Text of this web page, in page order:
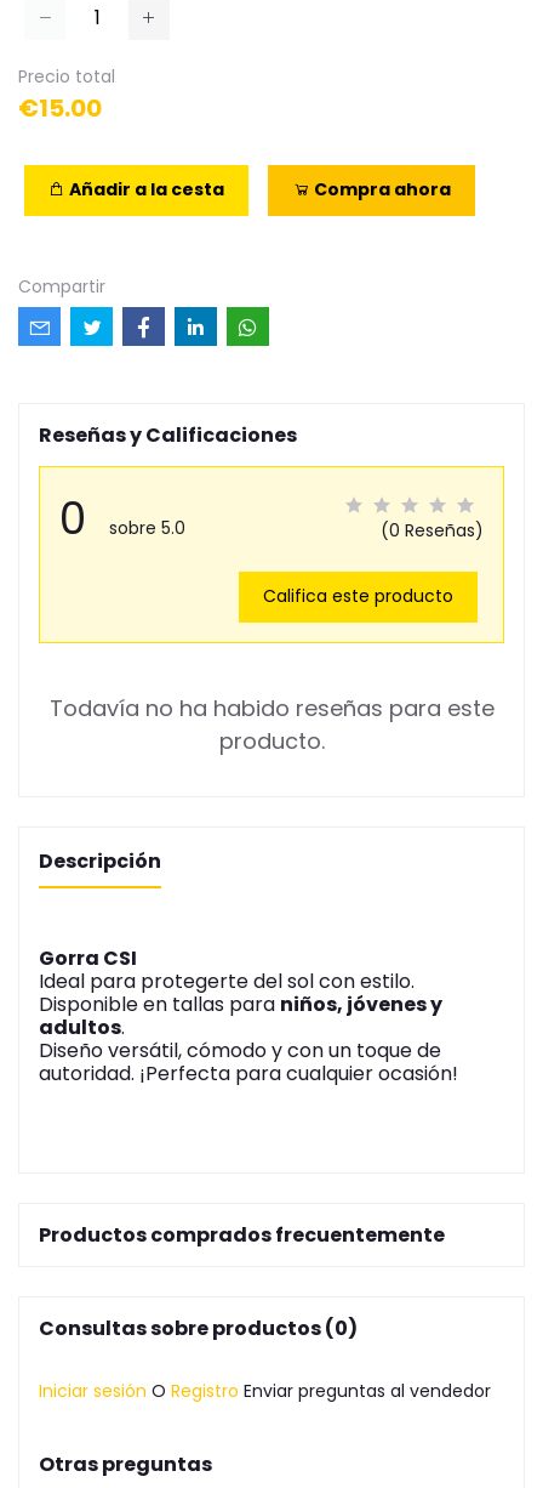
Precio total
€15.00
Añadir a la cesta Compra ahora
Compartir
Reseñas y Calificaciones
0 sobre 5.0 (0 Reseñas)
Califica este producto
Todavía no ha habido reseñas para este
producto.
Descripción
Gorra CSI
Ideal para protegerte del sol con estilo.
Disponible en tallas para niños, jóvenes y
adultos.
Diseño versátil, cómodo y con un toque de
autoridad. ¡Perfecta para cualquier ocasión!
Productos comprados frecuentemente
Consultas sobre productos (0)
Iniciar sesión O Registro Enviar preguntas al vendedor
Otras preguntas